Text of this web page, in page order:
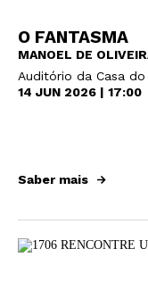
O FANTASMA
MANOEL DE
Auditório da Casa do
14 JUN 2026 | 17:00
Saber mais